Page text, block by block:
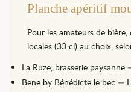
Planche apéritif
Pour les amateurs de
locales (33 cl) au choix,
La Ruze, brasserie
Bene by Bénédicte le bec —